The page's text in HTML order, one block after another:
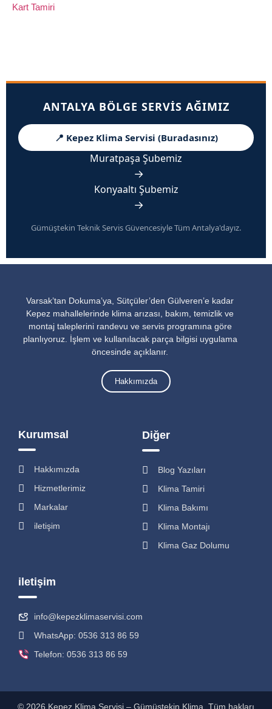
Kart Tamiri
ANTALYA BÖLGE SERVIS AĞIMIZ
📍 Kepez Klima Servisi (Buradasınız)
Muratpaşa Şubemiz
→
Konyaaltı Şubemiz
→
Gümüştekin Teknik Servis Güvencesiyle Tüm Antalya'dayız.
Varsak’tan Dokuma’ya, Sütçüler’den Gülveren’e kadar
Kepez mahallelerinde klima arızası, bakım, temizlik ve
montaj taleplerini randevu ve servis programına göre
planlıyoruz. İşlem ve kullanılacak parça bilgisi uygulama
öncesinde açıklanır.
Hakkımızda
Kurumsal
Hakkımızda
Hizmetlerimiz
Markalar
iletişim
Diğer
Blog Yazıları
Klima Tamiri
Klima Bakımı
Klima Montajı
Klima Gaz Dolumu
iletişim
info@kepezklimaservisi.com
WhatsApp: 0536 313 86 59
Telefon: 0536 313 86 59
© 2026 Kepez Klima Servisi – Gümüştekin Klima. Tüm hakları